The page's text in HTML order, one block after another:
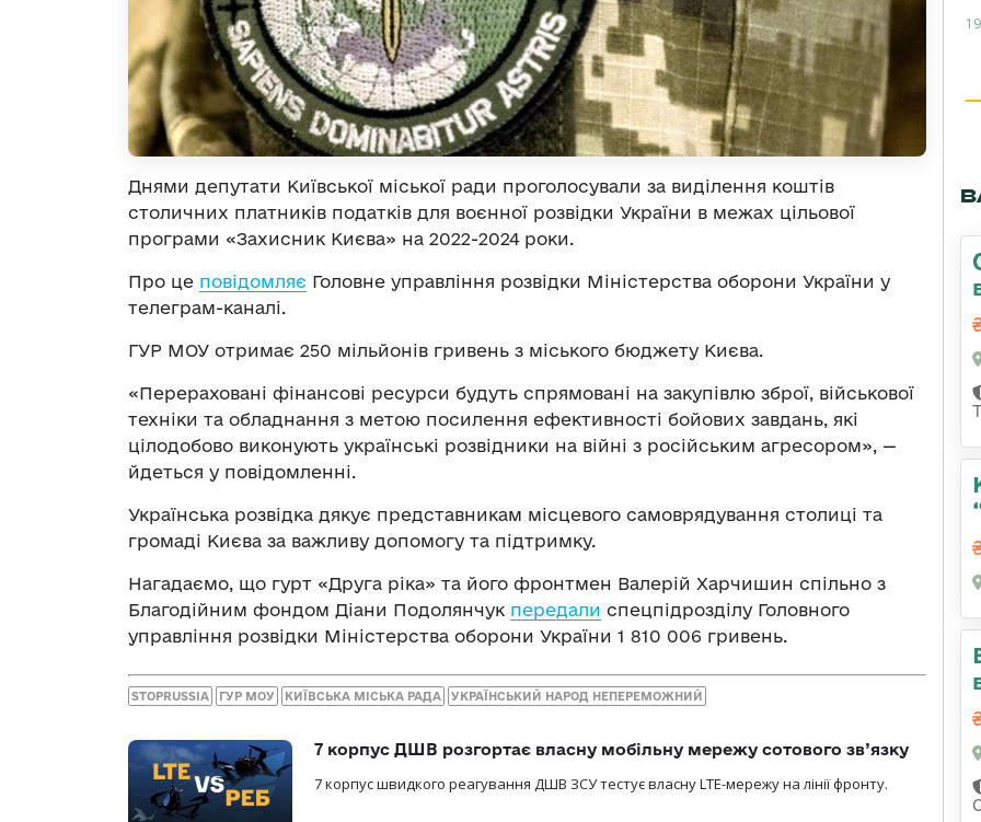
Днями депутати Київської міської ради проголосували за виділення коштів
столичних платників податків для воєнної розвідки України в межах цільової
програми «Захисник Києва» на 2022-2024 роки.
Про це повідомляє Головне управління розвідки Міністерства оборони України у
телеграм-каналі.
ГУР МОУ отримає 250 мільйонів гривень з міського бюджету Києва.
«Перераховані фінансові ресурси будуть спрямовані на закупівлю зброї, військової
техніки та обладнання з метою посилення ефективності бойових завдань, які
цілодобово виконують українські розвідники на війні з російським агресором», —
йдеться у повідомленні.
Українська розвідка дякує представникам місцевого самоврядування столиці та
громаді Києва за важливу допомогу та підтримку.
Нагадаємо, що гурт «Друга ріка» та його фронтмен Валерій Харчишин спільно з
Благодійним фондом Діани Подолянчук передали спецпідрозділу Головного
управління розвідки Міністерства оборони України 1 810 006 гривень.
STOPRUSSIA ГУР МОУ КИЇВСЬКА МІСЬКА РАДА УКРАЇНСЬКИЙ НАРОД НЕПЕРЕМОЖНИЙ
7 корпус ДШВ розгортає власну мобільну мережу сотового зв’язку
7 корпус швидкого реагування ДШВ ЗСУ тестує власну LTE-мережу на лінії фронту.